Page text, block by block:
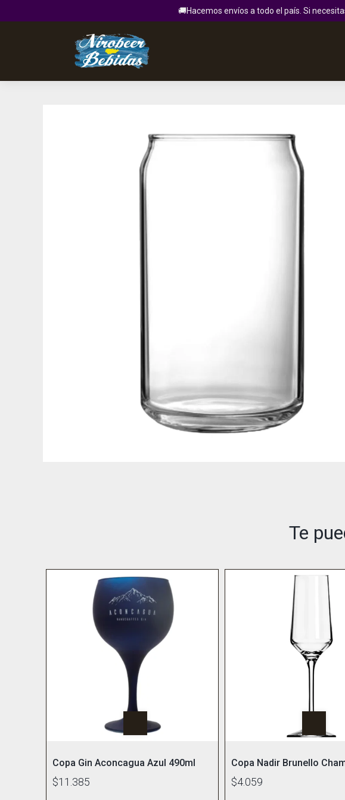
🚚Hacemos envíos a todo el país. Si
Te
Copa Gin Aconcagua Azul 490ml
$11.385
Copa Nadir Brunello
$4.059